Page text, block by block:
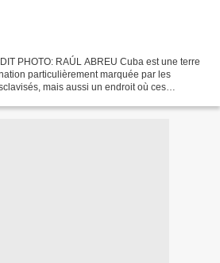
PHOTO: RAÚL ABREU Cuba est une terre
particulièrement marquée par les
mais aussi un endroit où ces